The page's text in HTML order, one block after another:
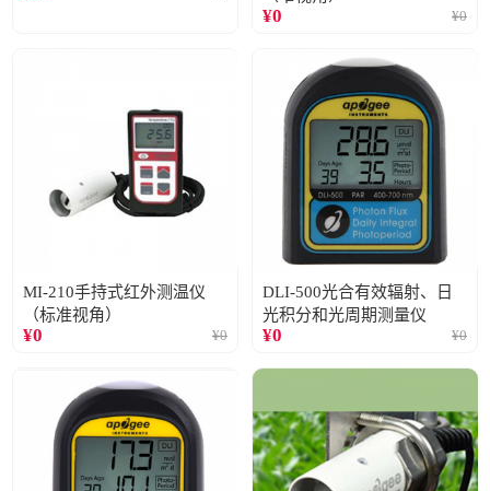
¥0 ¥0
MI-210手持式红外测温仪
（标准视角）
¥0 ¥0
DLI-500光合有效辐射、日
光积分和光周期测量仪
¥0 ¥0